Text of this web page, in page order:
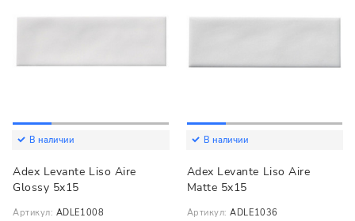
В наличии
Adex Levante Liso Aire
Glossy 5x15
Артикул: ADLE1008
В наличии
Adex Levante Liso Aire
Matte 5x15
Артикул: ADLE1036